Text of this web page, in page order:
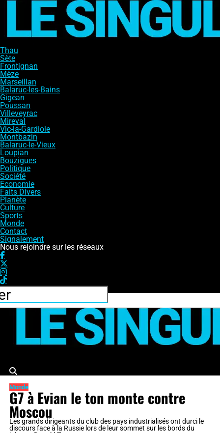
Thau
Sète
Frontignan
Mèze
Marseillan
Balaruc-les-Bains
Gigean
Poussan
Villeveyrac
Mireval
Vic-la-Gardiole
Montbazin
Balaruc-le-Vieux
Loupian
Bouzigues
Politique
Société
Économie
Faits Divers
Planète
Culture
Sports
Monde
Contact
Signalement
Nous rejoindre sur les réseaux
Monde
G7 à Evian le ton monte contre
Moscou
Les grands dirigeants du club des pays industrialisés ont durci le
discours face à la Russie lors de leur sommet sur les bords du